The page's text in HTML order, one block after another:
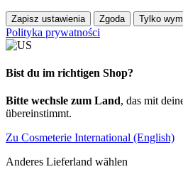
Zapisz ustawienia Zgoda Tylko
Polityka prywatności
Bist du im richtigen Shop?
Bitte wechsle zum Land, das mit
übereinstimmt.
Zu Cosmeterie International (English)
Anderes Lieferland wählen